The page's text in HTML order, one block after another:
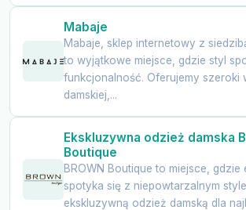
Mabaje
Mabaje, sklep internetowy z
to wyjątkowe miejsce, gdzie styl
funkcjonalność. Oferujemy szeroki
damskiej,...
Ekskluzywna odzież damska
Boutique
BROWN Boutique to miejsce, gdzie
spotyka się z niepowtarzalnym
ekskluzywną odzież damską dla